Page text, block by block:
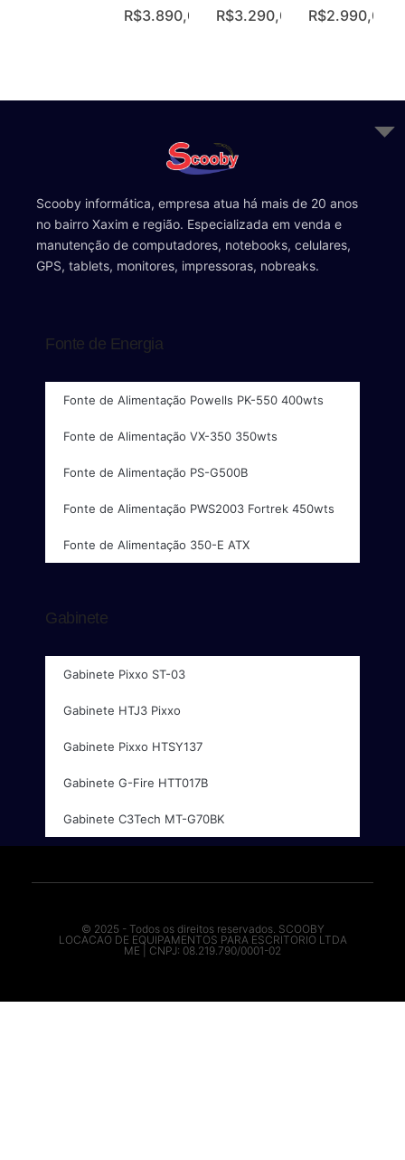
R$3.890,00 R$3.290,00 R$2.990,00
Scooby informática, empresa atua há mais de 20 anos
no bairro Xaxim e região. Especializada em venda e
manutenção de computadores, notebooks, celulares,
GPS, tablets, monitores, impressoras, nobreaks.
Fonte de Energia
Fonte de Alimentação Powells PK-550 400wts
Fonte de Alimentação VX-350 350wts
Fonte de Alimentação PS-G500B
Fonte de Alimentação PWS2003 Fortrek 450wts
Fonte de Alimentação 350-E ATX
Gabinete
Gabinete Pixxo ST-03
Gabinete HTJ3 Pixxo
Gabinete Pixxo HTSY137
Gabinete G-Fire HTT017B
Gabinete C3Tech MT-G70BK
© 2025 - Todos os direitos reservados. SCOOBY
LOCACAO DE EQUIPAMENTOS PARA ESCRITORIO LTDA
ME | CNPJ: 08.219.790/0001-02